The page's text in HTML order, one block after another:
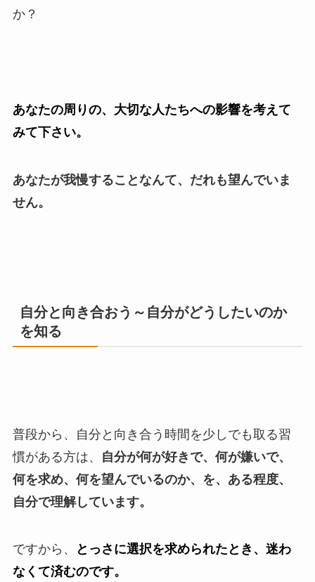
か？
あなたの周りの、大切な人たちへの影響を考えて
みて下さい。
あなたが我慢することなんて、だれも望んでいま
せん。
自分と向き合おう～自分がどうしたいのか
を知る
普段から、自分と向き合う時間を少しでも取る習
慣がある方は、
自分が何が好きで、何が嫌いで、
何を求め、何を望んでいるのか、を、ある程度、
自分で理解しています。
ですから、
とっさに選択を求められたとき、迷わ
なくて済むのです。